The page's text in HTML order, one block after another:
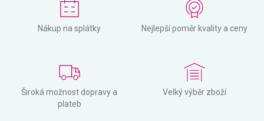
Nákup na splátky Nejlepší poměr kvality a ceny
Široká možnost dopravy a
plateb
Velký výběr zboží